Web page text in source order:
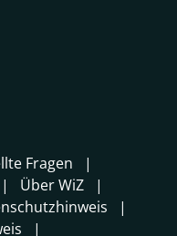
Fragen
Über WiZ